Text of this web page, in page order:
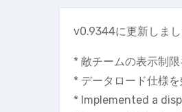
v0.9344に更新しまし
* 敵チームの表示制限
* データロード仕様を
* Implemented a